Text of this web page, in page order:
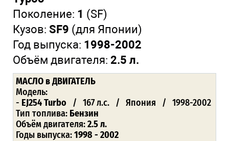
Поколение: 1 (SF)
Кузов: SF9 (для Японии)
Год выпуска: 1998-2002
Объём двигателя: 2.5 л.
МАСЛО в ДВИГАТЕЛЬ
Модель:
- EJ254 Turbo / 167 л.с. / Япония / 1998-2002
Тип топлива: Бензин
Объём двигателя:2.5 л.
Годы выпуска:1998 - 2002